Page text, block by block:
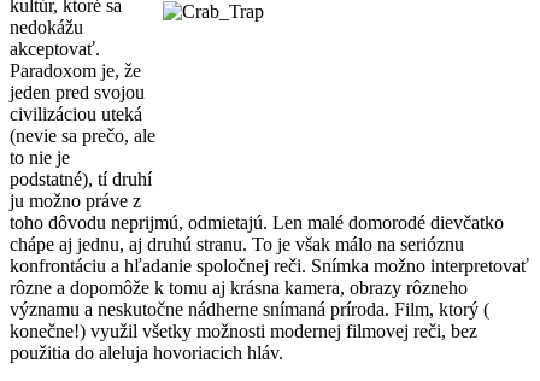
kultúr, ktoré sa
nedokážu
akceptovať.
Paradoxom je, že
jeden pred svojou
civilizáciou uteká
(nevie sa prečo, ale
to nie je
podstatné), tí druhí
ju možno práve z
toho dôvodu neprijmú, odmietajú. Len malé domorodé dievčatko
chápe aj jednu, aj druhú stranu. To je však málo na serióznu
konfrontáciu a hľadanie spoločnej reči. Snímka možno interpretovať
rôzne a dopomôže k tomu aj krásna kamera, obrazy rôzneho
významu a neskutočne nádherne snímaná príroda. Film, ktorý (
konečne!) využil všetky možnosti modernej filmovej reči, bez
použitia do aleluja hovoriacich hláv.